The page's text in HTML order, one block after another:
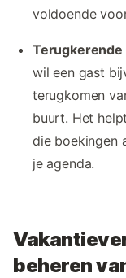
voldoende
Terugkerende
wil een gast
terugkomen
buurt. Het
die boekingen
je agenda.
beheren